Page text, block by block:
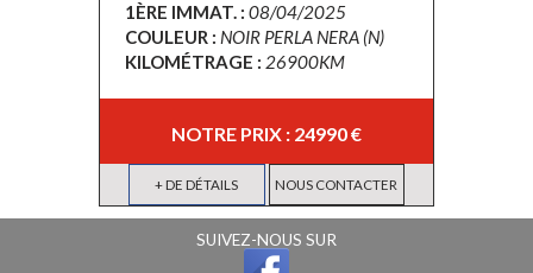
1ÈRE IMMAT. : 08/04/2025
COULEUR : NOIR PERLA NERA (N)
KILOMÉTRAGE : 26900KM
NOTRE PRIX : 24990 €
+ DE DÉTAILS NOUS CONTACTER
SUIVEZ-NOUS SUR